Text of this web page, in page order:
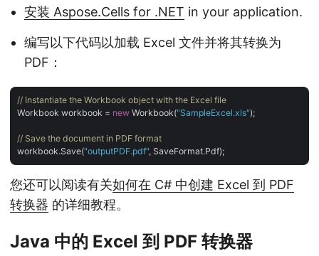
安装 Aspose.Cells for .NET in your application.
编写以下代码以加载 Excel 文件并将其转换为
PDF：
// Instantiate the Workbook object with the Excel file
Workbook workbook = new Workbook("SampleExcel.xls");
// Save the document in PDF format
workbook.Save("outputPDF.pdf"
您还可以阅读有关如何在 C# 中创建 Excel 到 PDF
转换器 的详细教程。
Java 中的 Excel 到 PDF 转换器